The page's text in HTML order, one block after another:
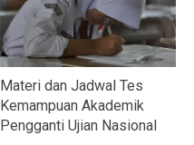
Materi dan Jadwal Tes
Kemampuan Akademik
Pengganti Ujian Nasional